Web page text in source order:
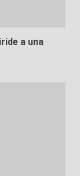
a una